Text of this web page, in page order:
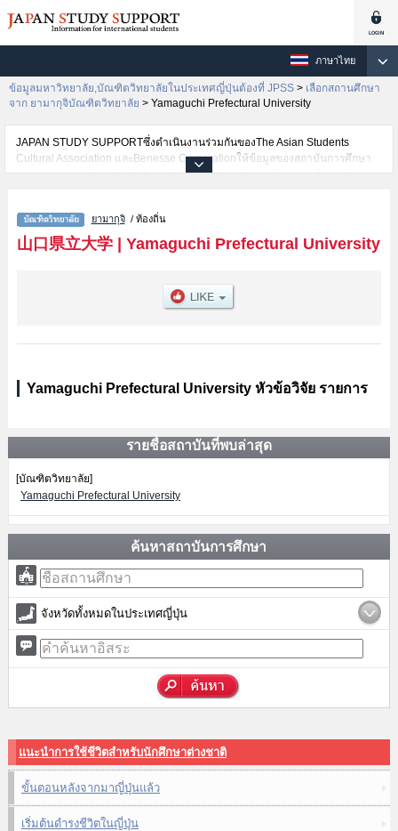
ภาษาไทย
ข้อมูลมหาวิทยาลัย,บัณฑิตวิทยาลัยในประเทศญี่ปุ่นต้องที่ JPSS > เลือกสถานศึกษา
จาก ยามากุจิบัณฑิตวิทยาลัย > Yamaguchi Prefectural University
JAPAN STUDY SUPPORTซึ่งดำเนินงานร่วมกันของThe Asian Students
Cultural Association และBenesse Corporationให้ข้อมูลของสถาบันการศึกษา
ระดับมหาวิทยาลัย・บัณฑิตวิทยาลัย・วิทยาลัยระดับอนุปริญญา・วิทยาลัย
นักศึกษาต่างชาติเช่น เป็นต้น,ข้อมูลของแต่ละสาขาวิจัย,ข้อมูลการสอบคัดเลือก
เข้าศึกษาเช่นจำนวนคนที่รับสมัครหรือจำนวนคนที่ผ่านการสอบคัดเลือก
เป็นต้น,แนะนำสถานที่,การเดินทางเป็นต้นไว้ด้วยดังนั้นขอเชิญใช้บริการค้นหา
ยามากุจิ/ ท้องถิ่น
山口県立大学| Yamaguchi Prefectural University
Yamaguchi Prefectural University หัวข้อวิจัย รายการ
รายชื่อสถาบันที่พบล่าสุด
[บัณฑิตวิทยาลัย]
Yamaguchi Prefectural University
ค้นหาสถาบันการศึกษา
จังหวัดทั้งหมดในประเทศญี่ปุ่น
แนะนำการใช้ชีวิตสำหรับนักศึกษาต่างชาติ
ขั้นตอนหลังจากมาญี่ปุ่นแล้ว
เริ่มต้นดำรงชีวิตในญี่ปุ่น